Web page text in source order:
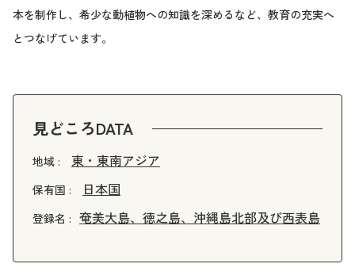
本を制作し、希少な動植物への知識を深めるなど、教育の充実へ
とつなげています。
見どころDATA
地域 : 東・東南アジア
保有国 : 日本国
登録名 : 奄美大島、徳之島、沖縄島北部及び西表島